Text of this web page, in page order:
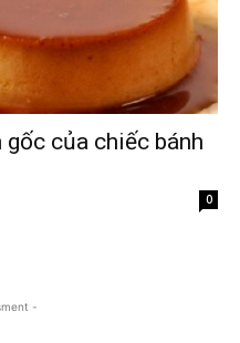
gốc của chiếc bánh
0
-